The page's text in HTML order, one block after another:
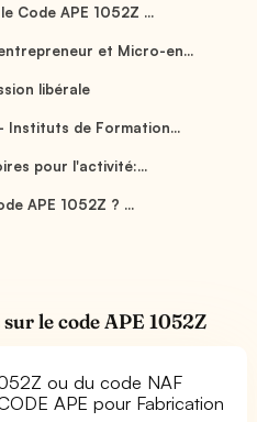
Code APE 1052Z ...
et Micro-en...
libérale
Instituts de Formation...
pour l'activité:...
APE 1052Z ? ...
le code APE 1052Z
ou du code NAF
APE pour Fabrication